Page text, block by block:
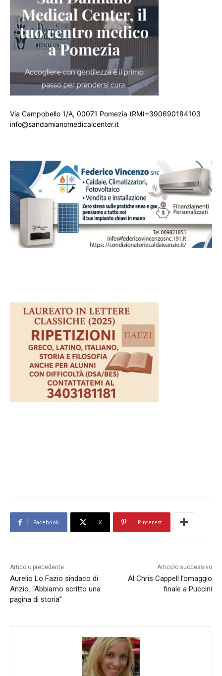
Via Campobello 1/A, 00071 Pomezia (RM)+390690184103
info@sandamianomedicalcenter.it
Facebook X Pinterest
Articolo precedente
Aurelio Lo Fazio sindaco di
Anzio. “Abbiamo scritto una
pagina di storia”
Articolo successivo
Al Chris Cappell l’omaggio
finale a Puccini